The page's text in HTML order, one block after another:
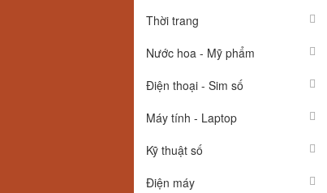
Thời trang
Nước hoa - Mỹ phẩm
Điện thoại - Sim số
Máy tính - Laptop
Kỹ thuật số
Điện máy